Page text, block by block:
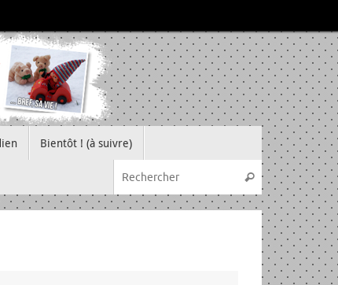
Bientôt ! (à suivre)
Recherche
Rechercher